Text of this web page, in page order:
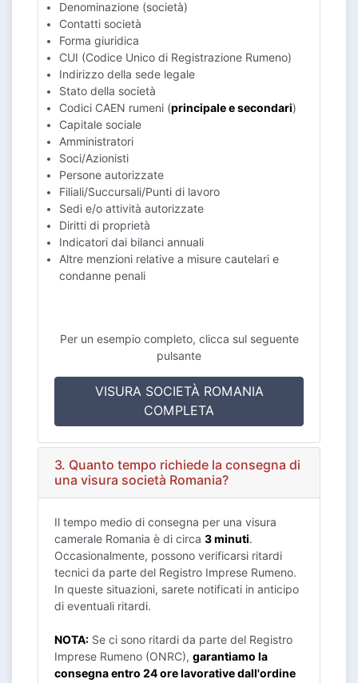
Denominazione (società)
Contatti società
Forma giuridica
CUI (Codice Unico di Registrazione Rumeno)
Indirizzo della sede legale
Stato della società
Codici CAEN rumeni (principale e secondari)
Capitale sociale
Amministratori
Soci/Azionisti
Persone autorizzate
Filiali/Succursali/Punti di lavoro
Sedi e/o attività autorizzate
Diritti di proprietà
Indicatori dai bilanci annuali
Altre menzioni relative a misure cautelari e
condanne penali
Per un esempio completo, clicca sul seguente
pulsante
VISURA SOCIETÀ ROMANIA
COMPLETA
3. Quanto tempo richiede la consegna di
una visura società Romania?
Il tempo medio di consegna per una visura
camerale Romania è di circa 3 minuti.
Occasionalmente, possono verificarsi ritardi
tecnici da parte del Registro Imprese Rumeno.
In queste situazioni, sarete notificati in anticipo
di eventuali ritardi.
NOTA: Se ci sono ritardi da parte del Registro
Imprese Rumeno (ONRC), garantiamo la
consegna entro 24 ore lavorative dall'ordine